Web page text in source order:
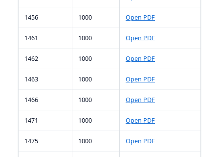
1456 1000 Open PDF
1461 1000 Open PDF
1462 1000 Open PDF
1463 1000 Open PDF
1466 1000 Open PDF
1471 1000 Open PDF
1475 1000 Open PDF